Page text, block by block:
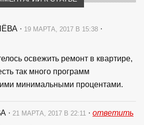
· 19 МАРТА, 2017 В 15:38 ·
освежить ремонт в квартире,
так много программ
минимальными процентами.
· 21 МАРТА, 2017 В 22:11 · ответить